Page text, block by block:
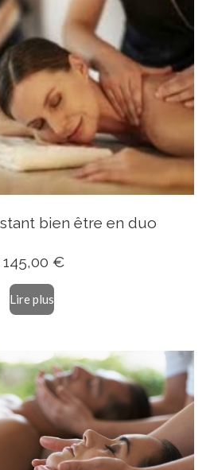
bien être en duo
145,00 €
Lire plus